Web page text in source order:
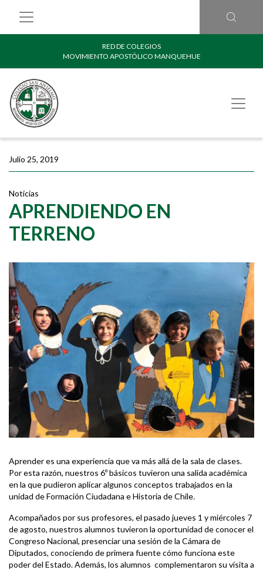
RED DE COLEGIOS
MOVIMIENTO APOSTÓLICO MANQUEHUE
Julio 25, 2019
Noticias
APRENDIENDO EN
TERRENO
Aprender es una experiencia que va más allá de la sala de clases.
Por esta razón, nuestros 6º básicos tuvieron una salida académica
en la que pudieron aplicar algunos conceptos trabajados en la
unidad de Formación Ciudadana e Historia de Chile.
Acompañados por sus profesores, el pasado jueves 1 y miércoles 7
de agosto, nuestros alumnos tuvieron la oportunidad de conocer el
Congreso Nacional, presenciar una sesión de la Cámara de
Diputados, conociendo de primera fuente cómo funciona este
poder del Estado. Además, los alumnos complementaron su visita a